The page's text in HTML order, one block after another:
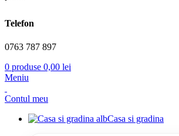
Telefon
0763 787 897
0 produse 0,00 lei
Meniu
Contul meu
Casa si gradina